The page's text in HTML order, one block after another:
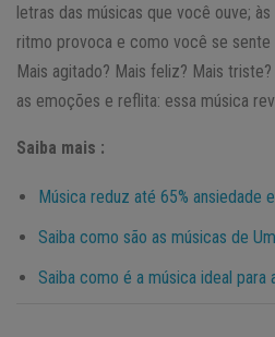
letras das músicas que você ouve;
ritmo provoca e como você se sente
Mais agitado? Mais feliz? Mais
as emoções e reflita: essa música
Saiba mais :
Música reduz até 65% ansiedade
Saiba como são as músicas de
Saiba como é a música ideal para